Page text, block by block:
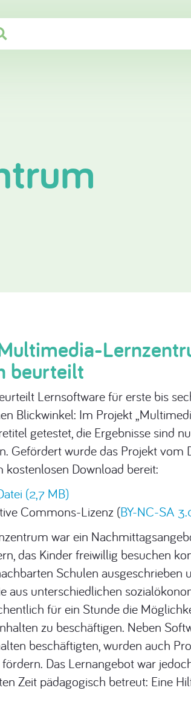
beurteilt
Lernsoftware für erste bis
Blickwinkel: Im Projekt
getestet, die Ergebnisse sind
Gefördert wurde das Projekt vom
kostenlosen Download bereit:
(2,7 MB)
Commons-Lizenz (BY-NC-SA
war ein
das Kinder freiwillig besuchen
Schulen
aus unterschiedlichen
für ein Stunde die
zu beschäftigen. Neben
beschäftigten, wurden auch
Das Lernangebot war
Zeit pädagogisch betreut: Eine